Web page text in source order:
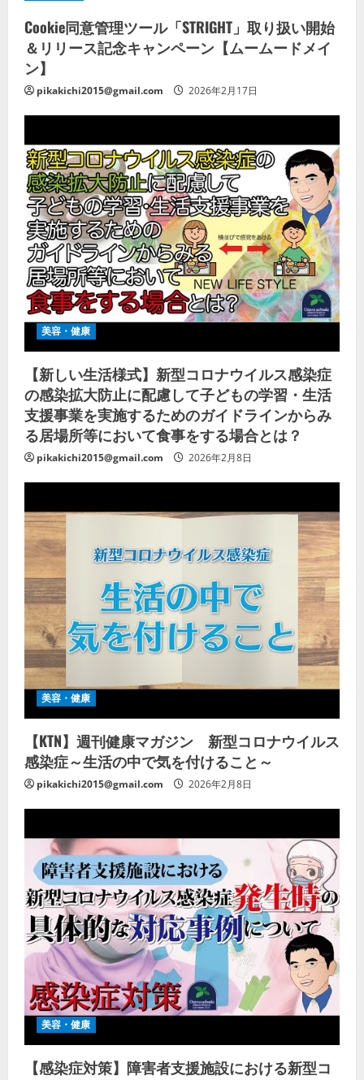
Cookie同意管理ツール「STRIGHT」取り扱い開始
＆リリース記念キャンペーン【ムームードメイ
ン】
pikakichi2015@gmail.com 2026年2月17日
美容・健康
【新しい生活様式】新型コロナウイルス感染症
の感染拡大防止に配慮して子どもの学習・生活
支援事業を実施するためのガイドラインからみ
る居場所等において食事をする場合とは？
pikakichi2015@gmail.com 2026年2月8日
美容・健康
【KTN】週刊健康マガジン 新型コロナウイルス
感染症～生活の中で気を付けること～
pikakichi2015@gmail.com 2026年2月8日
美容・健康
【感染症対策】障害者支援施設における新型コ